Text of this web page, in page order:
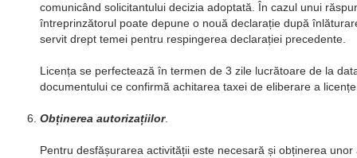
comunicând solicitantului decizia adoptată. În cazul unui
întreprinzătorul poate depune o nouă declarație după
servit drept temei pentru respingerea declarației precedente.
Licența se perfectează în termen de 3 zile lucrătoare de la
documentului ce confirmă achitarea taxei de eliberare a
Obținerea autorizațiilor.
Pentru desfășurarea activității este necesară și obținerea